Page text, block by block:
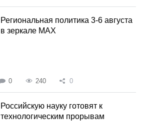
Региональная политика 3-6 августа
в зеркале MAX
0 240 0
Российскую науку готовят к
технологическим прорывам